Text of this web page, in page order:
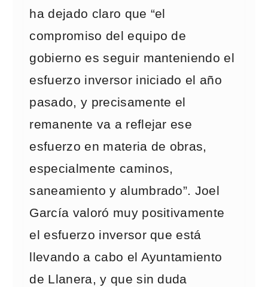
ha dejado claro que “el
compromiso del equipo de
gobierno es seguir manteniendo el
esfuerzo inversor iniciado el año
pasado, y precisamente el
remanente va a reflejar ese
esfuerzo en materia de obras,
especialmente caminos,
saneamiento y alumbrado”. Joel
García valoró muy positivamente
el esfuerzo inversor que está
llevando a cabo el Ayuntamiento
de Llanera, y que sin duda